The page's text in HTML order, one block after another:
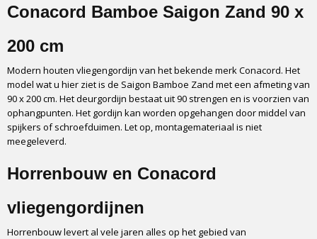
Soort vliegengordijn
Gebruik
Materiaal
Hout - Bamboe
Afmeting
90 x 200 cm
Onderhoud
Montage
Transport
In doos via GLS
Conacord Bamboe Saigon Zand 90 x
200 cm
Modern houten vliegengordijn van het bekende merk Conacord. Het
model wat u hier ziet is de Saigon Bamboe Zand met een afmeting van
90 x 200 cm. Het deurgordijn bestaat uit 90 strengen en is voorzien van
ophangpunten. Het gordijn kan worden opgehangen door middel van
spijkers of schroefduimen. Let op, montagemateriaal is niet
meegeleverd.
Horrenbouw en Conacord
vliegengordijnen
Horrenbouw levert al vele jaren alles op het gebied van